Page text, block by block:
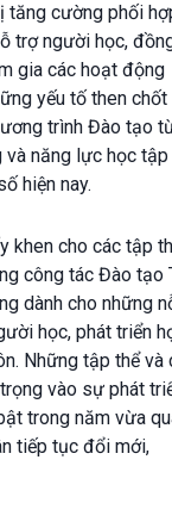
tăng cường phối
trợ người học,
gia các hoạt động
yếu tố then chốt
trình Đào tạo
năng lực học tập
hiện nay.
khen cho các tập
công tác Đào tạo
dành cho những
học, phát triển
Những tập thể và
vào sự phát
trong năm vừa
tiếp tục đổi mới,